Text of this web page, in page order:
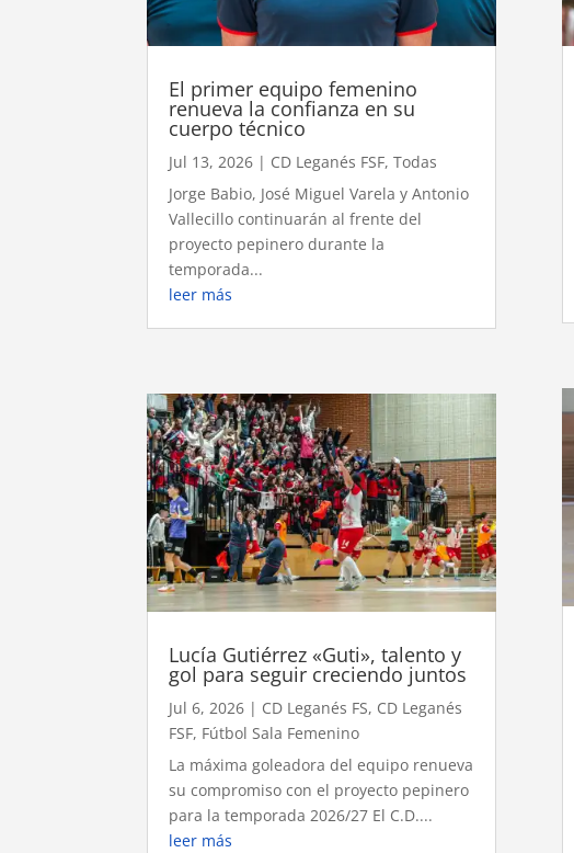
El primer equipo femenino
renueva la confianza en su
cuerpo técnico
Jul 13, 2026 | CD Leganés FSF,Todas
Jorge Babio, José Miguel Varela y Antonio
Vallecillo continuarán al frente del
proyecto pepinero durante la
temporada...
leer más
Lucía Gutiérrez «Guti», talento y
gol para seguir creciendo juntos
Jul 6, 2026 | CD Leganés FS, CD Leganés
FSF, Fútbol Sala Femenino
La máxima goleadora del equipo renueva
su compromiso con el proyecto pepinero
para la temporada 2026/27 El C.D....
leer más